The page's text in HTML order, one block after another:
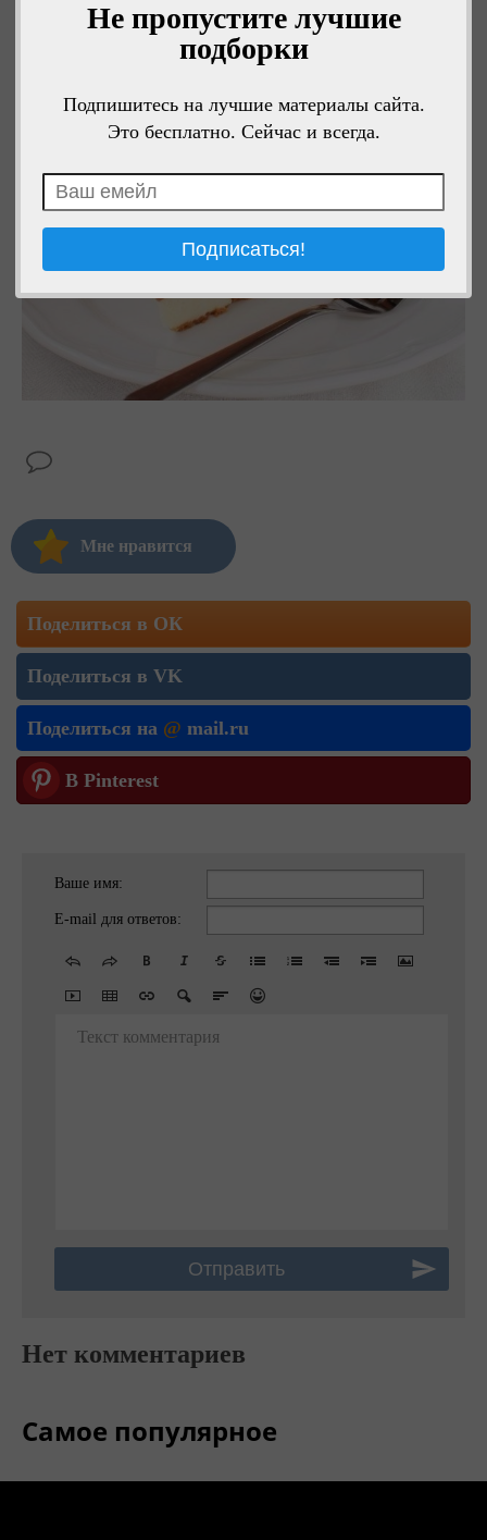
Не пропустите лучшие
подборки
Подпишитесь на лучшие материалы сайта.
Это бесплатно. Сейчас и всегда.
Приятного аппетита!
Мне нравится
Поделиться в ОК
Поделиться в VK
Поделиться на @ mail.ru
В Pinterest
Ваше имя:
E-mail для ответов:
Текст комментария
Нет комментариев
Самое популярное